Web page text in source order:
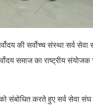
की सर्वोच्च संस्था सर्व
समाज का राष्ट्रीय संयोजक
को संबोधित करते हुए सर्व